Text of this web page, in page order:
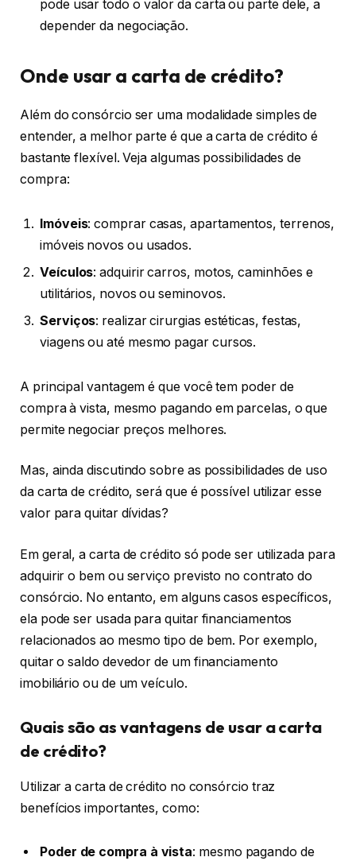
pode usar todo o valor da carta ou parte dele, a
depender da negociação.
Onde usar a carta de crédito?
Além do consórcio ser uma modalidade simples de
entender, a melhor parte é que a carta de crédito é
bastante flexível. Veja algumas possibilidades de
compra:
Imóveis: comprar casas, apartamentos, terrenos,
imóveis novos ou usados.
Veículos: adquirir carros, motos, caminhões e
utilitários, novos ou seminovos.
Serviços: realizar cirurgias estéticas, festas,
viagens ou até mesmo pagar cursos.
A principal vantagem é que você tem poder de
compra à vista, mesmo pagando em parcelas, o que
permite negociar preços melhores.
Mas, ainda discutindo sobre as possibilidades de uso
da carta de crédito, será que é possível utilizar esse
valor para quitar dívidas?
Em geral, a carta de crédito só pode ser utilizada para
adquirir o bem ou serviço previsto no contrato do
consórcio. No entanto, em alguns casos específicos,
ela pode ser usada para quitar financiamentos
relacionados ao mesmo tipo de bem. Por exemplo,
quitar o saldo devedor de um financiamento
imobiliário ou de um veículo.
Quais são as vantagens de usar a carta
de crédito?
Utilizar a carta de crédito no consórcio traz
benefícios importantes, como:
Poder de compra à vista: mesmo pagando de